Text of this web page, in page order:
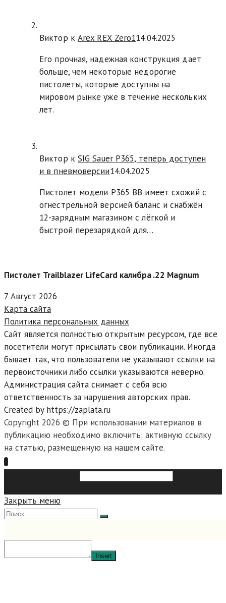
Виктор к Arex REX Zero114.04.2025
Его прочная, надежная конструкция дает
больше, чем некоторые недорогие
пистолеты, которые доступны на
мировом рынке уже в течение нескольких
лет.
Виктор к SIG Sauer P365, теперь доступен
и в пневмоверсии14.04.2025
Пистолет модели P365 BB имеет схожий с
огнестрельной версией баланс и снабжён
12-зарядным магазином с лёгкой и
быстрой перезарядкой для…
Пистолет Trailblazer LifeCard калибра .22 Magnum
7 Август 2026
Карта сайта
Политика персональных данных
Сайт является полностью открытым ресурсом, где все
посетители могут присылать свои публикации. Иногда
бывает так, что пользователи не указывают ссылки на
первоисточники либо ссылки указываются неверно.
Администрация сайта снимает с себя всю
ответственность за нарушения авторских прав.
Created by https://zaplata.ru
Copyright 2026 © При использовании материалов в
публикацию необходимо включить: активную ссылку
на статью, размещенную на нашем сайте.
Закрыть меню
Insert